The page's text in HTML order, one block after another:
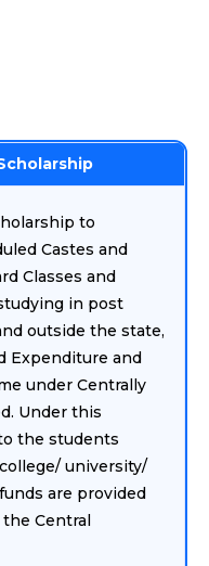
to
Castes and
Classes and
in post
outside the state,
Expenditure and
under Centrally
Under this
the students
university/
are provided
Central